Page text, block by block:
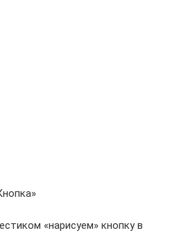
«нарисуем» кнопку в